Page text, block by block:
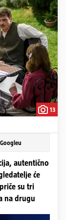
13
autentično
će
su tri
na drugu